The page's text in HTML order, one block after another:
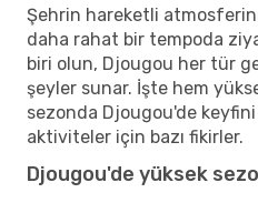
Şehrin hareketli
daha rahat bir tempoda
biri olun, Djougou her tür
şeyler sunar. İşte hem
sezonda Djougou'de
aktiviteler için bazı fikirler.
Djougou'de yüksek